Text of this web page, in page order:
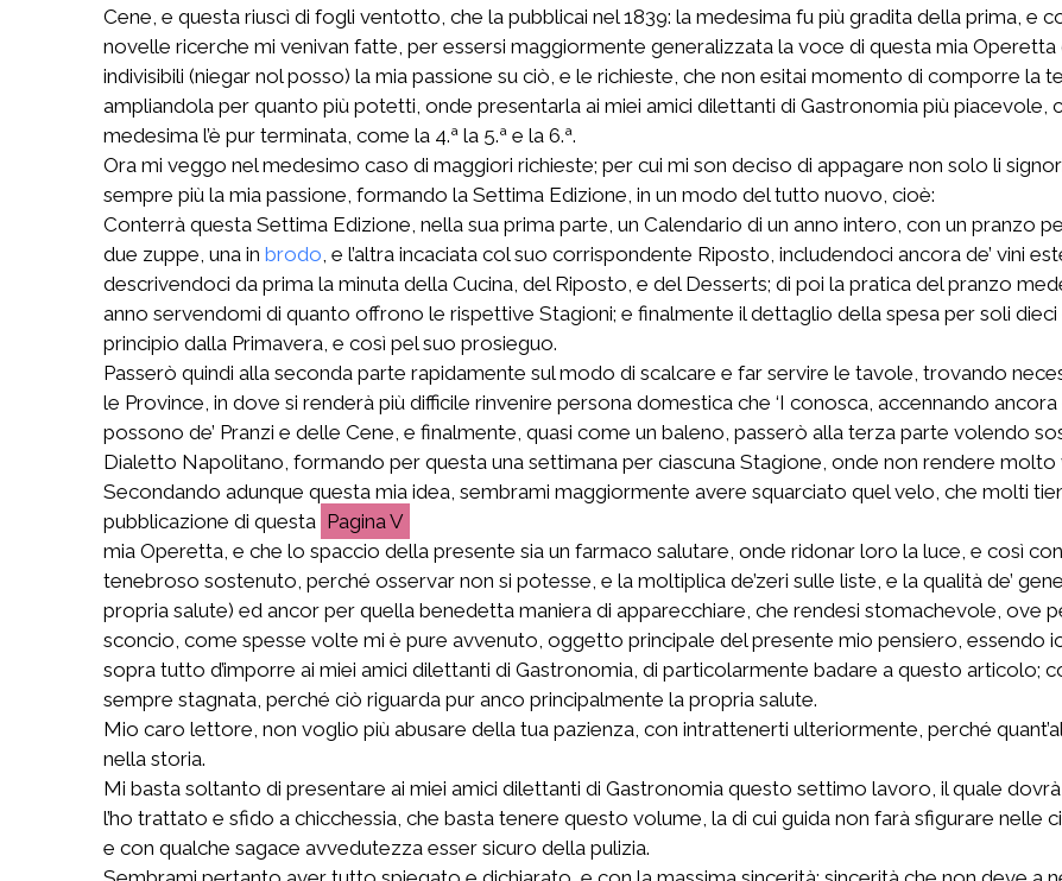
Cene, e questa riuscì di fogli ventotto, che la pubblicai nel 1839: la medesima fu più gradita della prima, e
novelle ricerche mi venivan fatte, per essersi maggiormente generalizzata la voce di questa mia
indivisibili (niegar nol posso) la mia passione su ciò, e le richieste, che non esitai momento di comporre la
ampliandola per quanto più potetti, onde presentarla ai miei amici dilettanti di Gastronomia più piacevole,
medesima l’è pur terminata, come la 4.ª la 5.ª e la 6.ª.
Ora mi veggo nel medesimo caso di maggiori richieste; per cui mi son deciso di appagare non solo li
sempre più la mia passione, formando la Settima Edizione, in un modo del tutto nuovo, cioè:
Conterrà questa Settima Edizione, nella sua prima parte, un Calendario di un anno intero, con un pranzo
due zuppe, una in brodo , e l’altra incaciata col suo corrispondente Riposto, includendoci ancora de’ vini
descrivendoci da prima la minuta della Cucina, del Riposto, e del Desserts; di poi la pratica del pranzo
anno servendomi di quanto offrono le rispettive Stagioni; e finalmente il dettaglio della spesa per soli
principio dalla Primavera, e così pel suo prosieguo.
Passerò quindi alla seconda parte rapidamente sul modo di scalcare e far servire le tavole, trovando
le Province, in dove si renderà più difficile rinvenire persona domestica che ‘I conosca, accennando
possono de’ Pranzi e delle Cene, e finalmente, quasi come un baleno, passerò alla terza parte volendo
Dialetto Napolitano, formando per questa una settimana per ciascuna Stagione, onde non rendere molto
Secondando adunque questa mia idea, sembrami maggiormente avere squarciato quel velo, che molti
pubblicazione di questa
V
mia Operetta, e che lo spaccio della presente sia un farmaco salutare, onde ridonar loro la luce, e così
tenebroso sostenuto, perché osservar non si potesse, e la moltiplica de’zeri sulle liste, e la qualità de’
propria salute) ed ancor per quella benedetta maniera di apparecchiare, che rendesi stomachevole, ove
sconcio, come spesse volte mi è pure avvenuto, oggetto principale del presente mio pensiero, essendo
sopra tutto d’imporre ai miei amici dilettanti di Gastronomia, di particolarmente badare a questo articolo;
sempre stagnata, perché ciò riguarda pur anco principalmente la propria salute.
Mio caro lettore, non voglio più abusare della tua pazienza, con intrattenerti ulteriormente, perché
nella storia.
Mi basta soltanto di presentare ai miei amici dilettanti di Gastronomia questo settimo lavoro, il quale
l’ho trattato e sfido a chicchessia, che basta tenere questo volume, la di cui guida non farà sfigurare nelle
e con qualche sagace avvedutezza esser sicuro della pulizia.